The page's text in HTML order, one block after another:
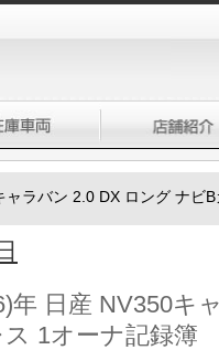
ラバン 2.0 DX ロング ナビ
年 日産 NV350キ
1オーナ記録簿